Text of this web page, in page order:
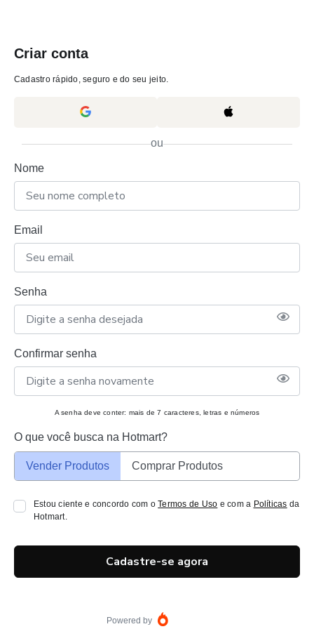
Criar conta
Cadastro rápido, seguro e do seu jeito.
ou
Nome
Email
Senha
Confirmar senha
A senha deve conter: mais de 7 caracteres, letras e números
O que você busca na Hotmart?
Vender Produtos Comprar Produtos
Estou ciente e concordo com oTermos de Uso e com a Políticas da
Hotmart.
Cadastre-se agora
Powered by